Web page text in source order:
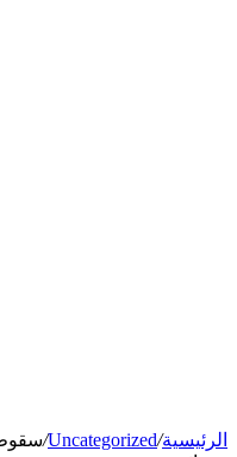
الرئيسية/
Uncategorized
/